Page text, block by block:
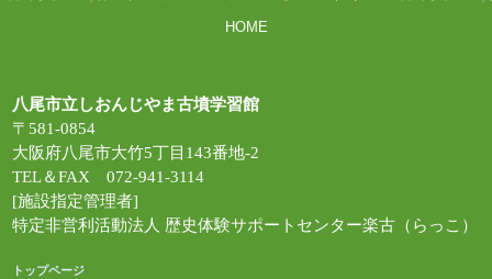
HOME
八尾市立しおんじやま古墳学習館
〒581-0854
大阪府八尾市大竹5丁目143番地-2
TEL＆FAX 072-941-3114
[施設指定管理者]
特定非営利活動法人 歴史体験サポートセンター楽古（らっこ）
トップページ